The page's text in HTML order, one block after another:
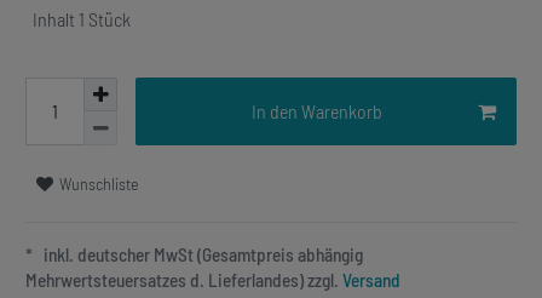
Inhalt 1 Stück
In den Warenkorb
Wunschliste
* inkl. deutscher MwSt (Gesamtpreis abhängig
Mehrwertsteuersatzes d. Lieferlandes) zzgl. Versand